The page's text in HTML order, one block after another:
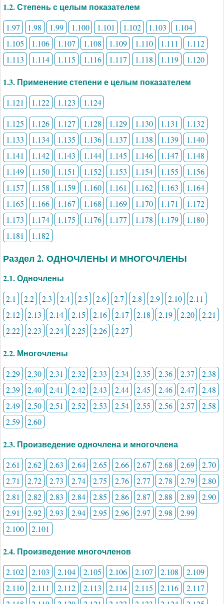
1.2. Степень с целым показателем
1.97 1.98 1.99 1.100 1.101 1.102 1.103
1.104
1.105
1.106 1.107 1.108 1.109 1.110 1.111
1.112
1.113
1.114 1.115 1.116 1.117 1.118 1.119 1.120
1.3. Применение степени е целым показателем
1.121 1.122 1.123
1.124
1.125
1.126 1.127 1.128 1.129 1.130 1.131
1.132
1.133
1.134 1.135 1.136 1.137 1.138 1.139
1.140
1.141
1.142 1.143 1.144 1.145 1.146 1.147
1.148
1.149
1.150 1.151 1.152 1.153 1.154 1.155
1.156
1.157
1.158 1.159 1.160 1.161 1.162 1.163
1.164
1.165
1.166 1.167 1.168 1.169 1.170 1.171
1.172
1.173
1.174 1.175 1.176 1.177 1.178 1.179
1.180
1.181
1.182
Раздел 2. ОДНОЧЛЕНЫ И МНОГОЧЛЕНЫ
2.1. Одночлены
2.1 2.2 2.3 2.4 2.5 2.6 2.7 2.8 2.9 2.10
2.11
2.12
2.13 2.14 2.15 2.16 2.17 2.18 2.19 2.20
2.21
2.22
2.23 2.24 2.25 2.26 2.27
2.2. Многочлены
2.29 2.30 2.31 2.32 2.33 2.34 2.35 2.36 2.37
2.38
2.39
2.40 2.41 2.42 2.43 2.44 2.45 2.46 2.47
2.48
2.49
2.50 2.51 2.52 2.53 2.54 2.55 2.56 2.57
2.58
2.59
2.60
2.3. Произведение одночлена и многочлена
2.61 2.62 2.63 2.64 2.65 2.66 2.67 2.68 2.69
2.70
2.71
2.72 2.73 2.74 2.75 2.76 2.77 2.78 2.79
2.80
2.81
2.82 2.83 2.84 2.85 2.86 2.87 2.88 2.89
2.90
2.91
2.92 2.93 2.94 2.95 2.96 2.97 2.98
2.99
2.100
2.101
2.4. Произведение многочленов
2.102 2.103 2.104 2.105 2.106 2.107 2.108
2.109
2.110
2.111 2.112 2.113 2.114 2.115 2.116
2.117